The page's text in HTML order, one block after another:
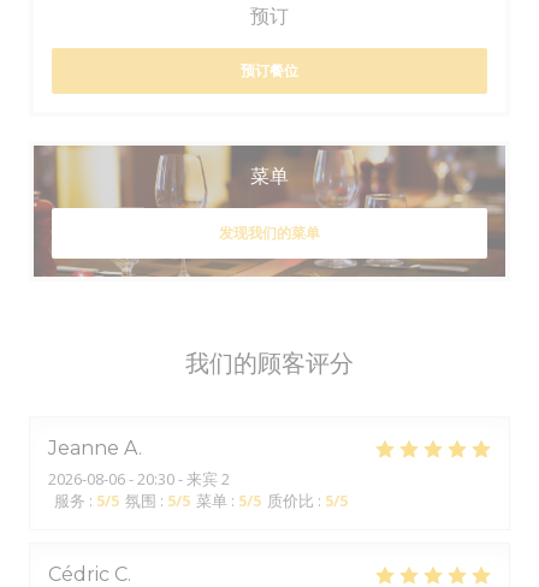
我们的顾客评分
Jeanne A
2026-08-06- 20:30 - 来宾 2
服务 : 5/5 氛围 : 5/5 菜单 : 5/5 质价比 : 5/5
Cédric C
预订
预订餐位
菜单
发现我们的菜单